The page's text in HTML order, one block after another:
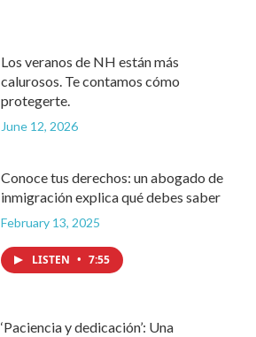
Los veranos de NH están más
calurosos. Te contamos cómo
protegerte.
June 12, 2026
Conoce tus derechos: un abogado de
inmigración explica qué debes saber
February 13, 2025
LISTEN • 7:55
‘Paciencia y dedicación’: Una